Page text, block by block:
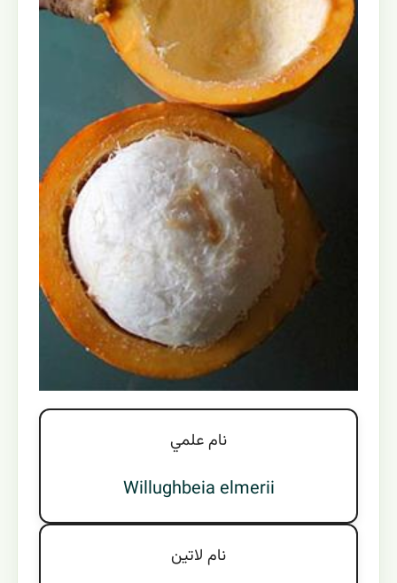
نام علمي
Willughbeia elmerii
نام لاتين